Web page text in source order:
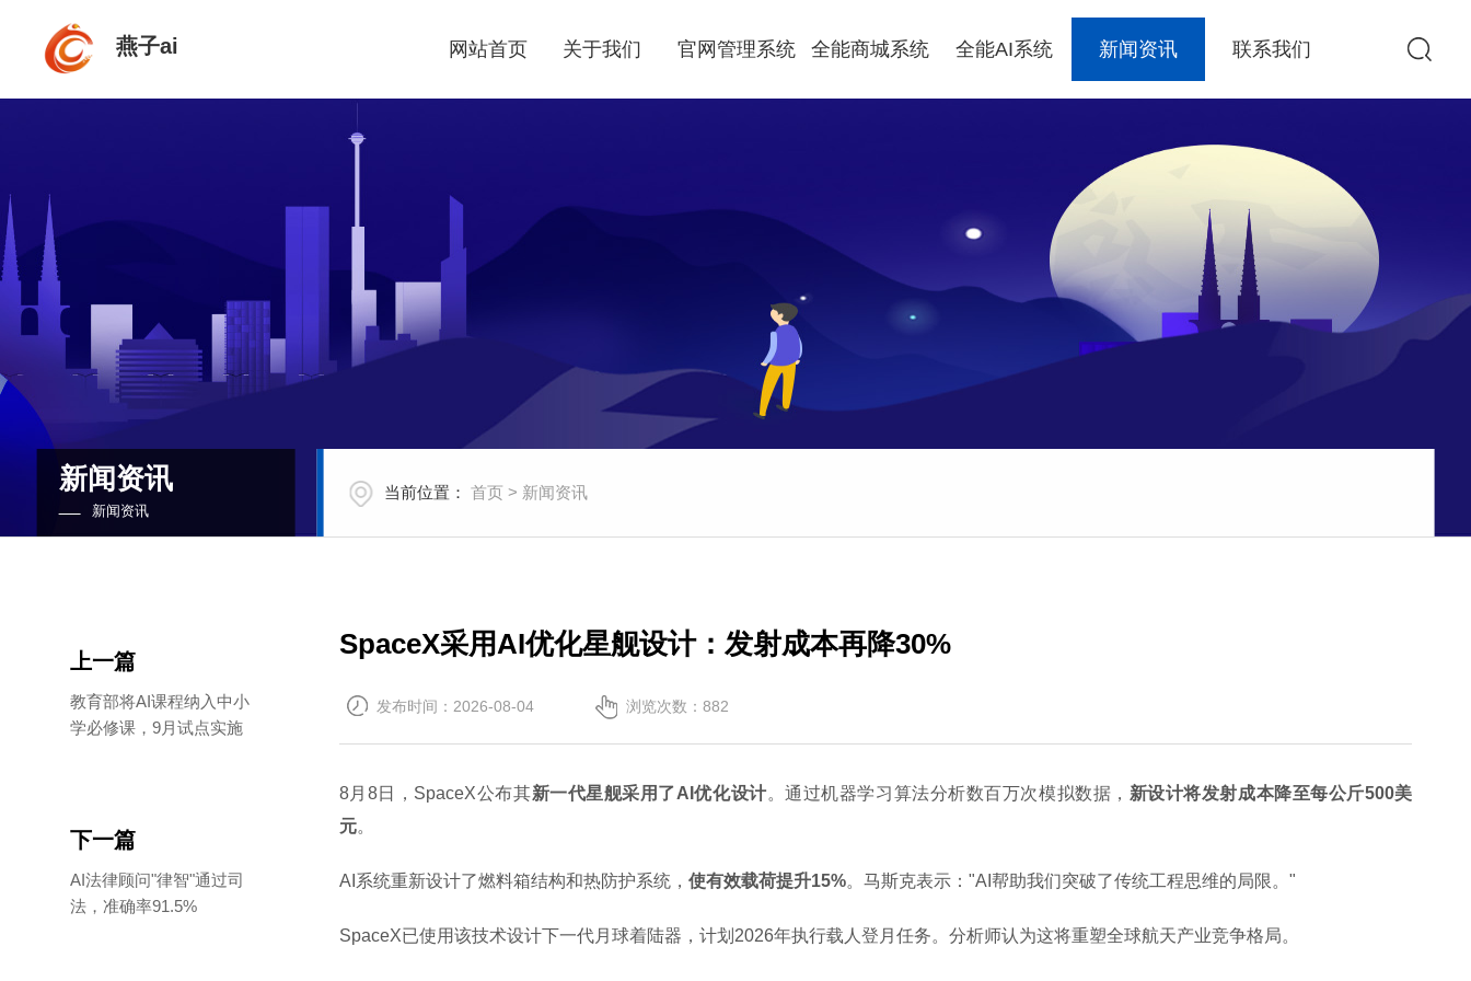
燕子ai 网站首页 关于我们 官网管理系统 全能商城系统 全能AI系统 新闻资讯 联系我们
新闻资讯
新闻资讯
当前位置： 首页 > 新闻资讯
SpaceX采用AI优化星舰设计：发射成本再降30%
发布时间：2026-08-04 浏览次数：882
8月8日，SpaceX公布其新一代星舰采用了AI优化设计。通过机器学习算法分析数百万次模拟数据， 新设计将发射成本降至每公斤500美
元。
AI系统重新设计了燃料箱结构和热防护系统， 使有效载荷提升15%。马斯克表示："AI帮助我们突破了传统工程思维的局限。"
SpaceX已使用该技术设计下一代月球着陆器，计划2026年执行载人登月任务。分析师认为这将重塑全球航天产业竞争格局。
上一篇
教育部将AI课程纳入中小
学必修课，9月试点实施
下一篇
AI法律顾问"律智"通过司
法，准确率91.5%